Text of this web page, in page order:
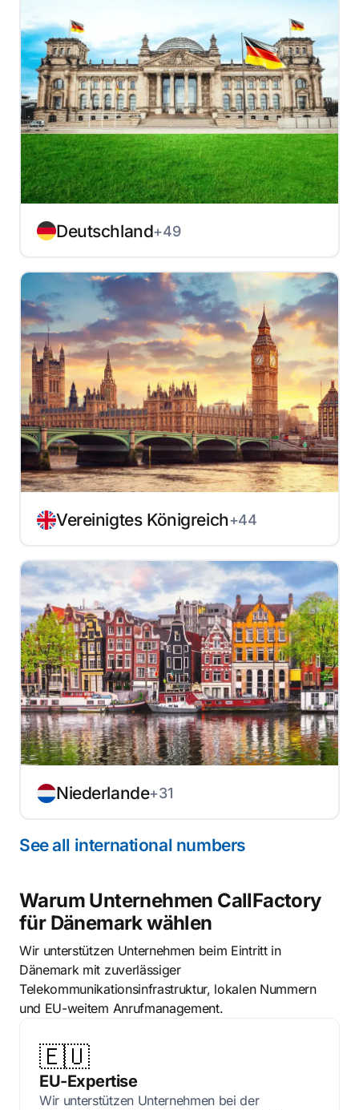
Deutschland+49
Vereinigtes Königreich+44
Niederlande+31
See all international numbers
Warum Unternehmen CallFactory
für Dänemark wählen
Wir unterstützen Unternehmen beim Eintritt in
Dänemark mit zuverlässiger
Telekommunikationsinfrastruktur, lokalen Nummern
und EU-weitem Anrufmanagement.
🇪🇺
EU-Expertise
Wir unterstützen Unternehmen bei der